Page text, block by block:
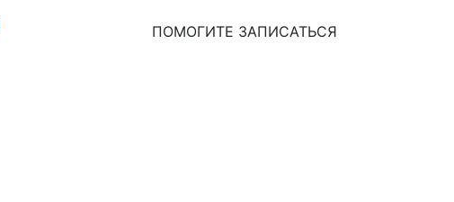
ПОМОГИТЕ ЗАПИСАТЬСЯ